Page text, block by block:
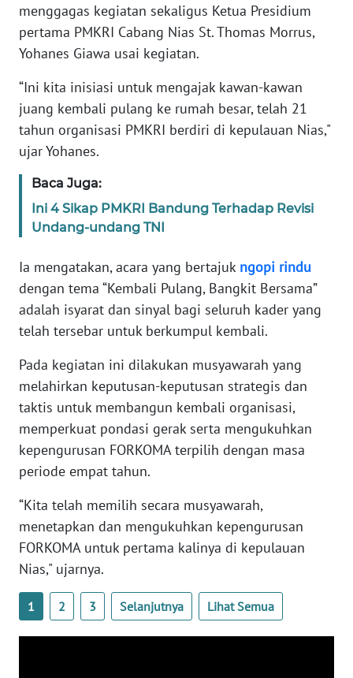
menggagas kegiatan sekaligus Ketua Presidium
pertama PMKRI Cabang Nias St. Thomas Morrus,
Yohanes Giawa usai kegiatan.
“Ini kita inisiasi untuk mengajak kawan-kawan
juang kembali pulang ke rumah besar, telah 21
tahun organisasi PMKRI berdiri di kepulauan Nias,"
ujar Yohanes.
Baca Juga:
Ini 4 Sikap PMKRI Bandung Terhadap Revisi
Undang-undang TNI
Ia mengatakan, acara yang bertajuk ngopi rindu
dengan tema “Kembali Pulang, Bangkit Bersama”
adalah isyarat dan sinyal bagi seluruh kader yang
telah tersebar untuk berkumpul kembali.
Pada kegiatan ini dilakukan musyawarah yang
melahirkan keputusan-keputusan strategis dan
taktis untuk membangun kembali organisasi,
memperkuat pondasi gerak serta mengukuhkan
kepengurusan FORKOMA terpilih dengan masa
periode empat tahun.
“Kita telah memilih secara musyawarah,
menetapkan dan mengukuhkan kepengurusan
FORKOMA untuk pertama kalinya di kepulauan
Nias," ujarnya.
1 2 3 Selanjutnya Lihat Semua
WN
PAPUA
BARAT
WN
RIAU
WN
WN
JAMBI
WN
WN
NTB
WN
SULTENG
WN
SULBAR
WN
WN
SUMBAR
WN